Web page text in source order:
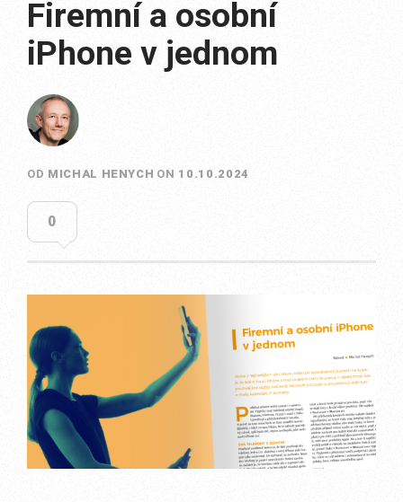
Firemní a osobní
iPhone v jednom
OD MICHAL HENYCH ON 10.10.2024
0